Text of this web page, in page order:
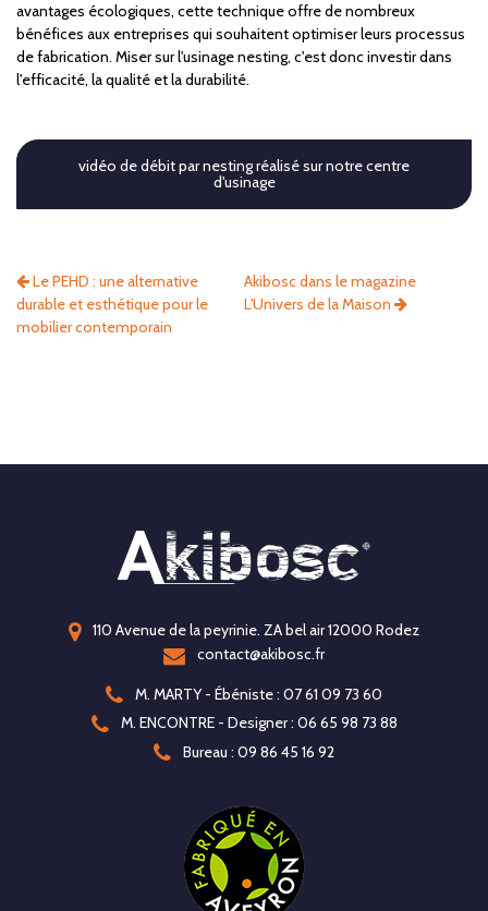
avantages écologiques, cette technique offre de nombreux
bénéfices aux entreprises qui souhaitent optimiser leurs processus
de fabrication. Miser sur l'usinage nesting, c'est donc investir dans
l'efficacité, la qualité et la durabilité.
vidéo de débit par nesting réalisé sur notre centre
d'usinage
Le PEHD : une alternative
durable et esthétique pour le
mobilier contemporain
Akibosc dans le magazine
L'Univers de la Maison
110 Avenue de la peyrinie. ZA bel air 12000 Rodez
contact@akibosc.fr
M. MARTY - Ébéniste : 07 61 09 73 60
M. ENCONTRE - Designer : 06 65 98 73 88
Bureau : 09 86 45 16 92